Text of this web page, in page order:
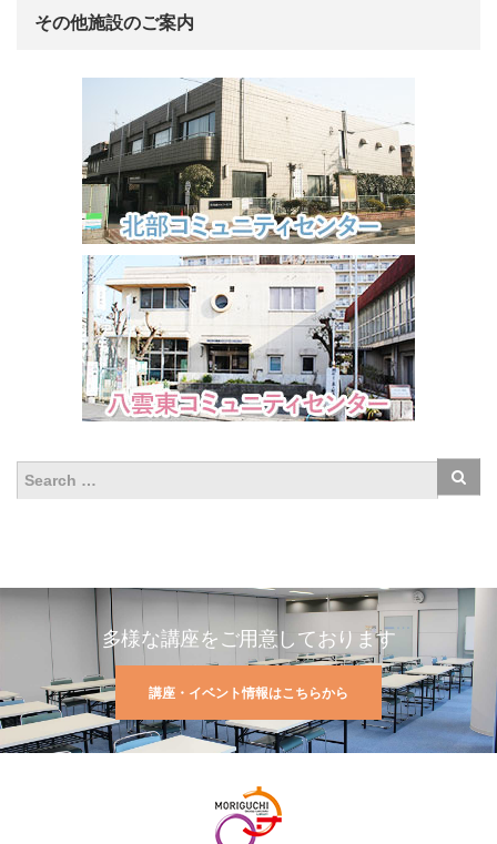
その他施設のご案内
多様な講座をご用意しております
講座・イベント情報はこちらから